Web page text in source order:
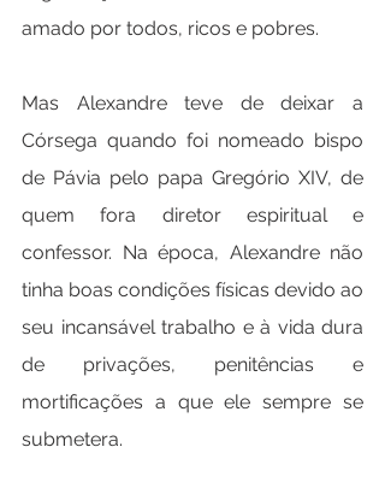
amado por todos, ricos e pobres.
Mas Alexandre teve de deixar a
Córsega quando foi nomeado bispo
de Pávia pelo papa Gregório XIV, de
quem fora diretor espiritual e
confessor. Na época, Alexandre não
tinha boas condições físicas devido ao
seu incansável trabalho e à vida dura
de privações, penitências e
mortificações a que ele sempre se
submetera.